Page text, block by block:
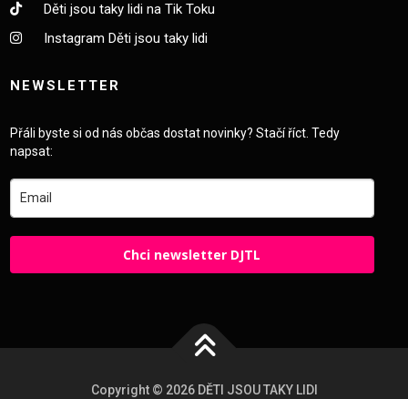
Děti jsou taky lidi na Tik Toku
Instagram Děti jsou taky lidi
NEWSLETTER
Přáli byste si od nás občas dostat novinky? Stačí říct. Tedy
napsat:
Chci newsletter DJTL
Copyright © 2026 DĚTI JSOU TAKY LIDI